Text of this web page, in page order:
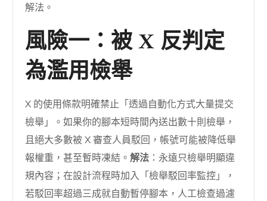
解法。
風險一：被 X 反判定
為濫用檢舉
X 的使用條款明確禁止「透過自動化方式大量提交
檢舉」。如果你的腳本短時間內送出數十則檢舉，
且絕大多數被 X 審查人員駁回，帳號可能被降低舉
報權重，甚至暫時凍結。解法 ：永遠只檢舉明顯違
規內容；在設計流程時加入「檢舉駁回率監控」，
若駁回率超過三成就自動暫停腳本，人工檢查過濾